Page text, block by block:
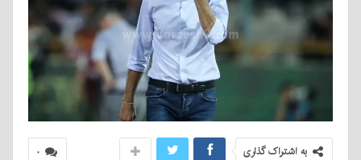
۰ به اشتراک گذاری